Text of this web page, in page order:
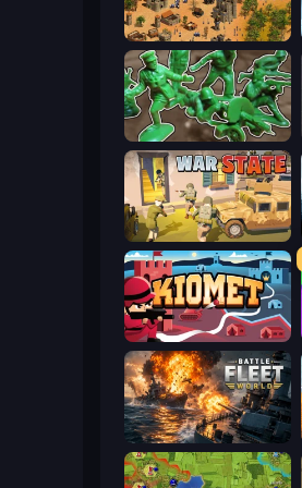
Feudal Wars
Soldiers - Capture and Control!
War State IO: Conquer Battles
Kiomet
Battle Fleet World